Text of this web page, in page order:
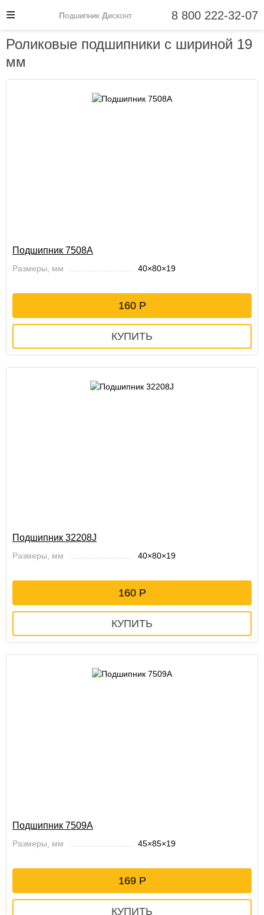
Роликовые подшипники с шириной 19
мм
Подшипник 7508А
Размеры, мм 40×80×19
160
Подшипник 32208J
Размеры, мм 40×80×19
160
Подшипник 7509А
Размеры, мм 45×85×19
169
Подшипник Дисконт 8 800 222-32-07